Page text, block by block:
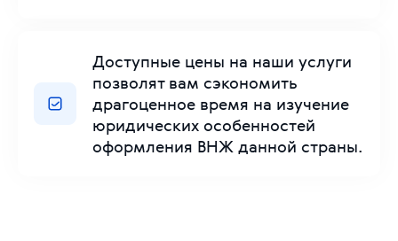
Доступные цены на наши услуги
позволят вам сэкономить
драгоценное время на изучение
юридических особенностей
оформления ВНЖ данной страны.